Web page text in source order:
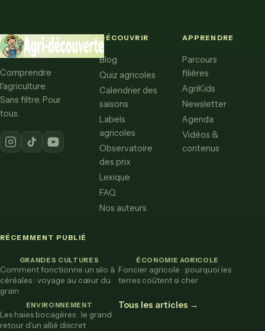
Comprendre
l'agriculture.
Sans filtre. Pour
tous.
DÉCOUVRIR
Blog
Quiz agricoles
Calendrier des
saisons
Labels
agricoles
Observatoire
des prix
Lexique
FAQ
Nos auteurs
APPRENDRE
Parcours
filières
AgriKids
Newsletter
Agenda
Vidéos &
contenus
RÉCEMMENT PUBLIÉ
GRANDES CULTURES
Comment fonctionne un silo à
céréales : voyage au cœur du
grain
ÉCONOMIE AGRICOLE
Foncier agricole : pourquoi les
terres coûtent si cher
ENVIRONNEMENT
Les haies bocagères : le grand
retour d'un allié discret
Tous les articles →